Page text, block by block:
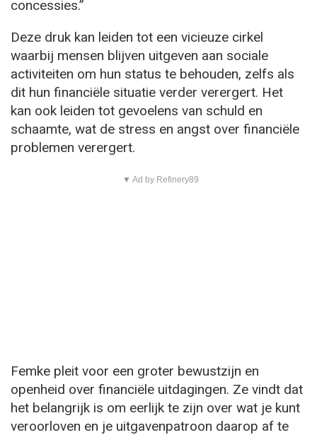
concessies.”
Deze druk kan leiden tot een vicieuze cirkel
waarbij mensen blijven uitgeven aan sociale
activiteiten om hun status te behouden, zelfs als
dit hun financiële situatie verder verergert. Het
kan ook leiden tot gevoelens van schuld en
schaamte, wat de stress en angst over financiële
problemen verergert.
▼ Ad by Refinery89
Femke pleit voor een groter bewustzijn en
openheid over financiële uitdagingen. Ze vindt dat
het belangrijk is om eerlijk te zijn over wat je kunt
veroorloven en je uitgavenpatroon daarop af te